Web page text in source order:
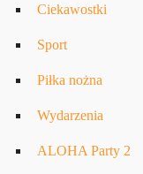
Ciekawostki
Sport
Piłka nożna
Wydarzenia
ALOHA Party 2